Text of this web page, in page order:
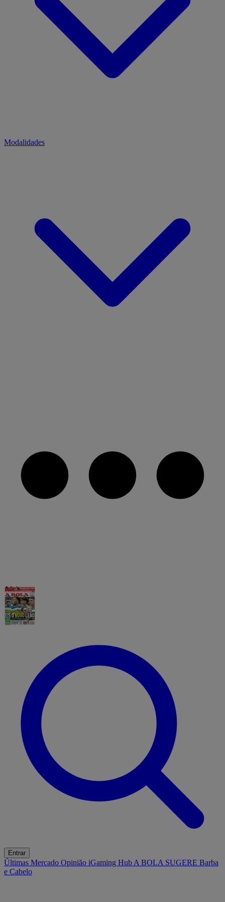
Modalidades
Entrar
Últimas Mercado Opinião iGaming Hub A BOLA SUGERE Barba
e Cabelo